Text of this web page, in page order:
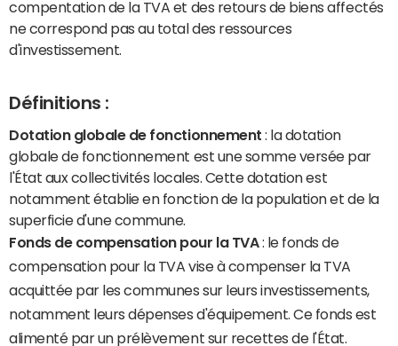
compentation de la TVA et des retours de biens affectés
ne correspond pas au total des ressources
d'investissement.
Définitions :
Dotation globale de fonctionnement : la dotation
globale de fonctionnement est une somme versée par
l'État aux collectivités locales. Cette dotation est
notamment établie en fonction de la population et de la
superficie d'une commune.
Fonds de compensation pour la TVA: le fonds de
compensation pour la TVA vise à compenser la TVA
acquittée par les communes sur leurs investissements,
notamment leurs dépenses d'équipement. Ce fonds est
alimenté par un prélèvement sur recettes de l'État.